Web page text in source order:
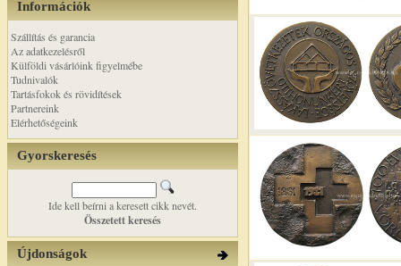
Információk
Szállítás és garancia
Az adatkezelésről
Külföldi vásárlóink figyelmébe
Tudnivalók
Tartásfokok és rövidítések
Partnereink
Elérhetőségeink
Gyorskeresés
Ide kell beírni a keresett cikk nevét.
Összetett keresés
Újdonságok